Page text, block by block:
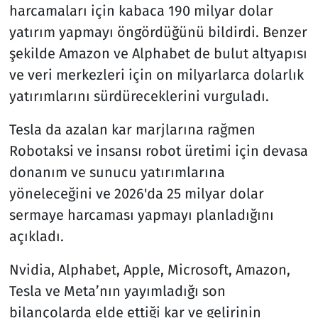
harcamaları için kabaca 190 milyar dolar
yatırım yapmayı öngördüğünü bildirdi. Benzer
şekilde Amazon ve Alphabet de bulut altyapısı
ve veri merkezleri için on milyarlarca dolarlık
yatırımlarını sürdüreceklerini vurguladı.
Tesla da azalan kar marjlarına rağmen
Robotaksi ve insansı robot üretimi için devasa
donanım ve sunucu yatırımlarına
yöneleceğini ve 2026'da 25 milyar dolar
sermaye harcaması yapmayı planladığını
açıkladı.
Nvidia, Alphabet, Apple, Microsoft, Amazon,
Tesla ve Meta’nın yayımladığı son
bilançolarda elde ettiği kar ve gelirinin